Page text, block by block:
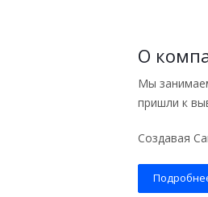
О
Мы
пришли к
Создавая